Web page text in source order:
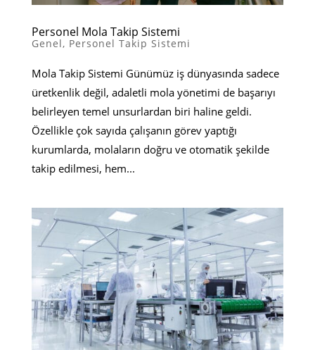
Personel Mola Takip Sistemi
Genel, Personel Takip Sistemi
Mola Takip Sistemi Günümüz iş dünyasında sadece
üretkenlik değil, adaletli mola yönetimi de başarıyı
belirleyen temel unsurlardan biri haline geldi.
Özellikle çok sayıda çalışanın görev yaptığı
kurumlarda, molaların doğru ve otomatik şekilde
takip edilmesi, hem...